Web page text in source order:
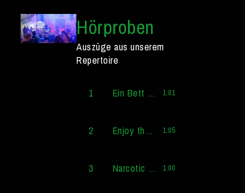
Hörproben
Auszüge aus unserem
Repertoire
1 Ein Bett im Kornfeld Cover Demo 1:01
2 Enjoy the Silence Cover Demo 1:05
3 Narcotic Cover Demo 1:00